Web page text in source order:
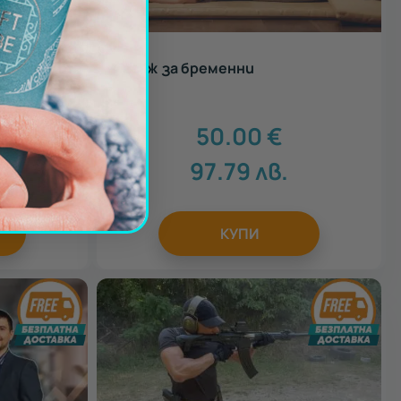
- Art of
5
Масаж за бременни
50.00€
97.79лв.
КУПИ